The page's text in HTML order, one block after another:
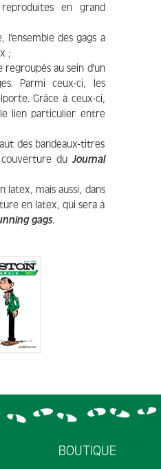
reproduites en grand
l'ensemble des gags a
;
regroupés au sein d'un
Parmi ceux-ci, les
Grâce à ceux-ci,
lien particulier entre
des bandeaux-titres
couverture duJournal
latex, mais aussi, dans
en latex, qui sera à
gags.
BOUTIQUE